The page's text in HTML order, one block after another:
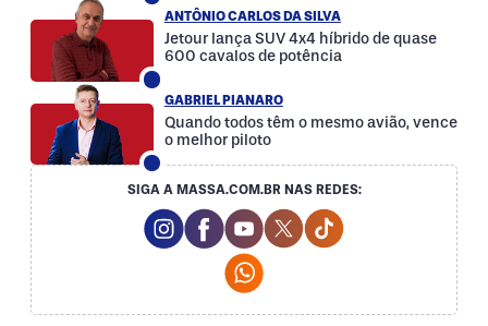
ANTÔNIO CARLOS DA SILVA
Jetour lança SUV 4x4 híbrido de quase
600 cavalos de potência
GABRIEL PIANARO
Quando todos têm o mesmo avião, vence
o melhor piloto
SIGA A MASSA.COM.BR NAS REDES:
Instagram Social Media
Facebook Social Media
Youtube Social Media
Twitter Social Media
Tiktok Social